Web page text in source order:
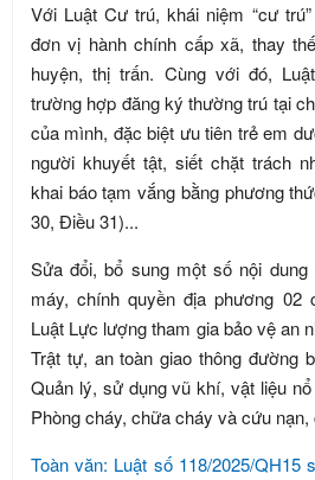
Với Luật Cư trú, khái niệm “cư
đơn vị hành chính cấp xã, thay
huyện, thị trấn. Cùng với đó,
trường hợp đăng ký thường trú tại
của mình, đặc biệt ưu tiên trẻ em
người khuyết tật, siết chặt trách
khai báo tạm vắng bằng phương
30, Điều 31)...
Sửa đổi, bổ sung một số nội
máy, chính quyền địa phương 02
Luật Lực lượng tham gia bảo vệ an
Trật tự, an toàn giao thông đường
Quản lý, sử dụng vũ khí, vật liệu
Phòng cháy, chữa cháy và cứu
Toàn văn: Luật số 118/2025/QH15